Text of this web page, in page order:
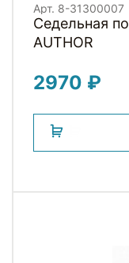
Арт. 8-31300007
Седельная покрышка
AUTHOR
2970 ₽